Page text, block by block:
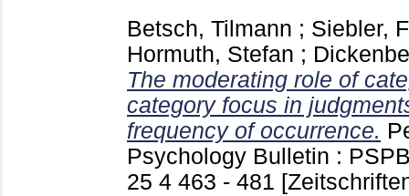
Betsch, Tilmann ; Siebler,
Hormuth, Stefan ;
The moderating role of
category focus in
frequency of occurrence.
Psychology Bulletin :
25 4 463 - 481